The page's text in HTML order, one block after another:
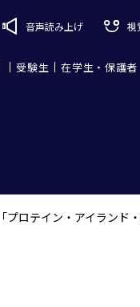
音声読み上げ 視
受験生 在学生・保護者
「プロテイン・アイランド